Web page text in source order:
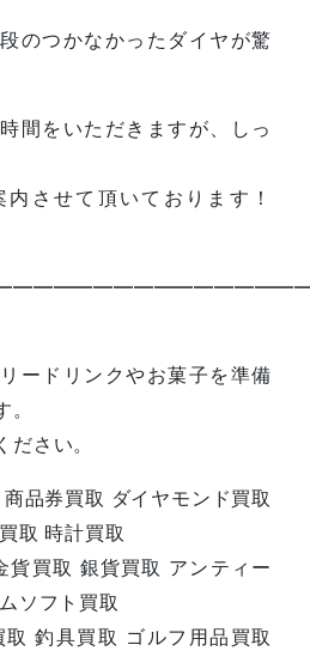
のつかなかったダイヤが驚
間をいただきますが、しっ
させて頂いております！
ードリンクやお菓子を準備
さい。
品券買取 ダイヤモンド買取
取 時計買取
貨買取 銀貨買取 アンティー
ソフト買取
釣具買取 ゴルフ用品買取